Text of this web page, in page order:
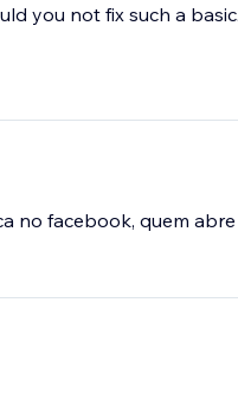
you not fix such a
no facebook, quem